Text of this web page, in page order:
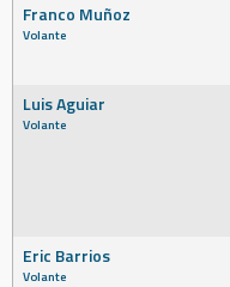
Franco Muñoz
Volante
Luis Aguiar
Volante
Eric Barrios
Volante